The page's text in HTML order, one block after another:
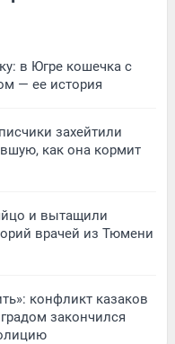
в Югре кошечка с
— ее история
захейтили
как она кормит
и вытащили
врачей из Тюмени
конфликт казаков
закончился